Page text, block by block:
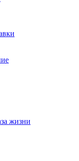
жизни